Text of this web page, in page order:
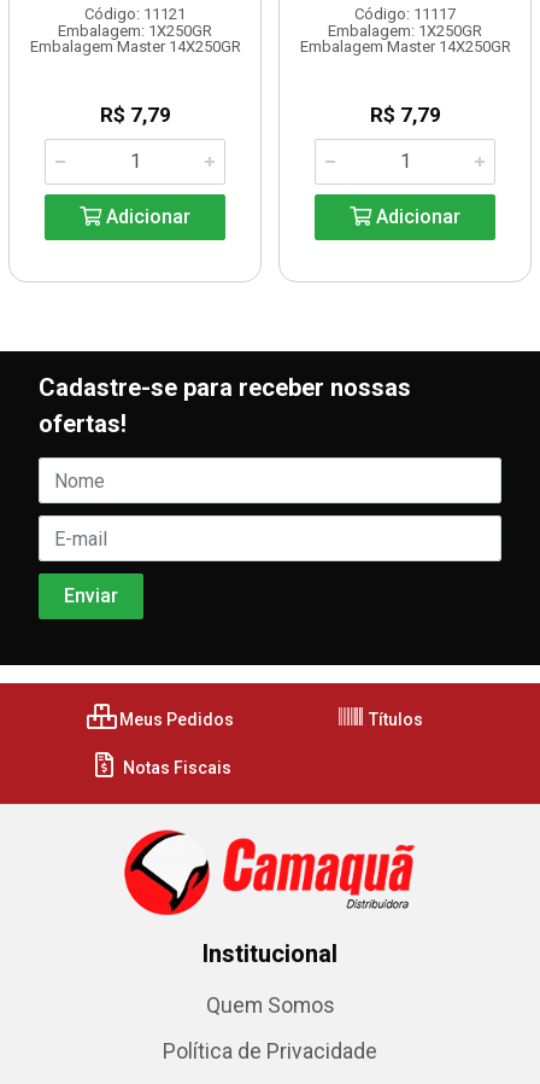
Código: 11121
Embalagem: 1X250GR
Embalagem Master 14X250GR
R$ 7,79
Adicionar
Código: 11117
Embalagem: 1X250GR
Embalagem Master 14X250GR
R$ 7,79
Adicionar
Cadastre-se para receber nossas
ofertas!
Meus Pedidos Títulos
Notas Fiscais
Institucional
Quem Somos
Política de Privacidade